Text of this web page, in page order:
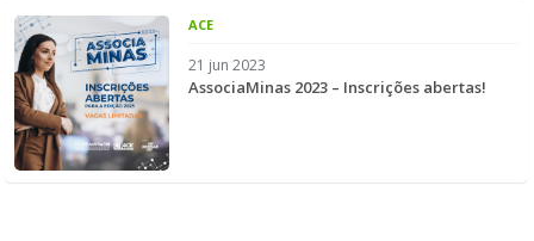
ACE
21 jun 2023
AssociaMinas 2023 – Inscrições abertas!